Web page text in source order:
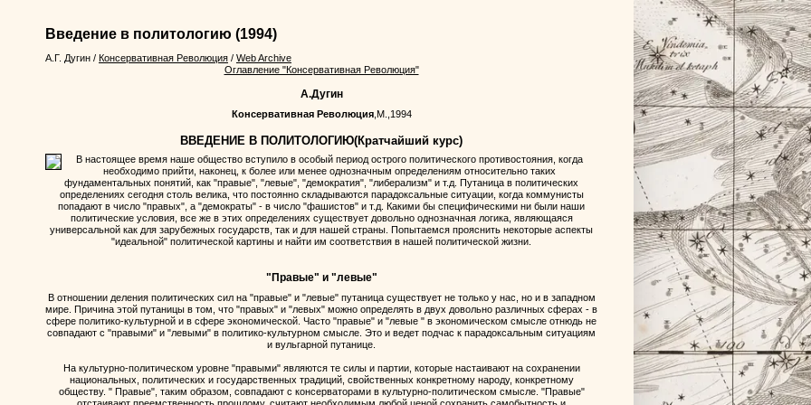
Введение в политологию (1994)
А.Г. Дугин / Консервативная Революция / Web Archive
Оглавление "Консервативная Революция"
А.Дугин
Консервативная Революция,М.,1994
ВВЕДЕНИЕ В ПОЛИТОЛОГИЮ(Кратчайший курс)
В настоящее время наше общество вступило в особый период острого политического противостояния, когда
необходимо прийти, наконец, к более или менее однозначным определениям относительно таких
фундаментальных понятий, как "правые", "левые", "демократия", "либерализм" и т.д. Путаница в политических
определениях сегодня столь велика, что постоянно складываются парадоксальные ситуации, когда коммунисты
попадают в число "правых", а "демократы" - в число "фашистов" и т.д. Какими бы специфическими ни были наши
политические условия, все же в этих определениях существует довольно однозначная логика, являющаяся
универсальной как для зарубежных государств, так и для нашей страны. Попытаемся прояснить некоторые аспекты
"идеальной" политической картины и найти им соответствия в нашей политической жизни.
"Правые" и "левые"
В отношении деления политических сил на "правые" и "левые" путаница существует не только у нас, но и в западном
мире. Причина этой путаницы в том, что "правых" и "левых" можно определять в двух довольно различных сферах - в
сфере политико-культурной и в сфере экономической. Часто "правые" и "левые " в экономическом смысле отнюдь не
совпадают с "правыми" и "левыми" в политико-культурном смысле. Это и ведет подчас к парадоксальным ситуациям
и вульгарной путанице.
На культурно-политическом уровне "правыми" являются те силы и партии, которые настаивают на сохранении
национальных, политических и государственных традиций, свойственных конкретному народу, конкретному
обществу. " Правые", таким образом, совпадают с консерваторами в культурно-политическом смысле. "Правые"